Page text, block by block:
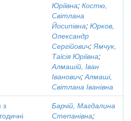
Юріївна; Костю,
Світлана
Йосипівна; Юрков,
Олександр
Сергійович;Ямчук,
Таїсія Юріївна;
Алмашій, Іван
Іванович;Алмаші,
Світлана Іванівна
з
Барчій, Магдалина
Степанівна;